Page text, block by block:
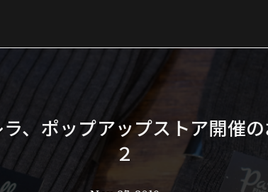
ラ、ポップアップストア開催
２